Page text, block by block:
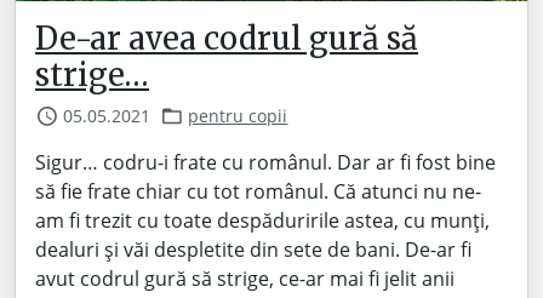
De-ar avea codrul gură să
strige…
05.05.2021 pentru copii
Sigur… codru-i frate cu românul. Dar ar fi fost bine
să fie frate chiar cu tot românul. Că atunci nu ne-
am fi trezit cu toate despăduririle astea, cu munți,
dealuri și văi despletite din sete de bani. De-ar fi
avut codrul gură să strige, ce-ar mai fi jelit anii